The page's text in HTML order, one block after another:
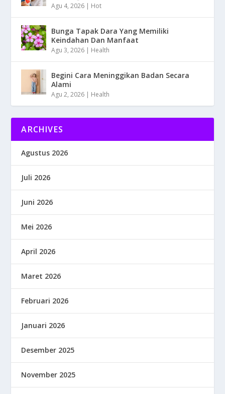
Agu 4, 2026 | Hot
Bunga Tapak Dara Yang Memiliki
Keindahan Dan Manfaat
Agu 3, 2026 | Health
Begini Cara Meninggikan Badan Secara
Alami
Agu 2, 2026 | Health
ARCHIVES
Agustus 2026
Juli 2026
Juni 2026
Mei 2026
April 2026
Maret 2026
Februari 2026
Januari 2026
Desember 2025
November 2025